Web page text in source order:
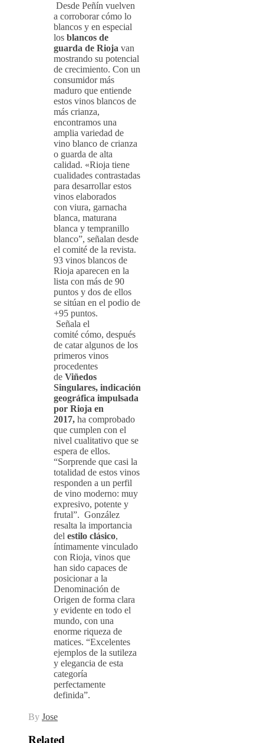
Desde Peñín vuelven
a corroborar cómo lo
blancos y en especial
los blancos de
guarda de Rioja van
mostrando su potencial
de crecimiento. Con un
consumidor más
maduro que entiende
estos vinos blancos de
más crianza,
encontramos una
amplia variedad de
vino blanco de crianza
o guarda de alta
calidad. «Rioja tiene
cualidades contrastadas
para desarrollar estos
vinos elaborados
con viura, garnacha
blanca, maturana
blanca y tempranillo
blanco”, señalan desde
el comité de la revista.
93 vinos blancos de
Rioja aparecen en la
lista con más de 90
puntos y dos de ellos
se sitúan en el podio de
+95 puntos.
Señala el
comité cómo, después
de catar algunos de los
primeros vinos
procedentes
de Viñedos
Singulares, indicación
geográfica impulsada
por Rioja en
2017, ha comprobado
que cumplen con el
nivel cualitativo que se
espera de ellos.
“Sorprende que casi la
totalidad de estos vinos
responden a un perfil
de vino moderno: muy
expresivo, potente y
frutal”. González
resalta la importancia
del estilo clásico,
íntimamente vinculado
con Rioja, vinos que
han sido capaces de
posicionar a la
Denominación de
Origen de forma clara
y evidente en todo el
mundo, con una
enorme riqueza de
matices. “Excelentes
ejemplos de la sutileza
y elegancia de esta
categoría
perfectamente
definida”.
By Jose
Related